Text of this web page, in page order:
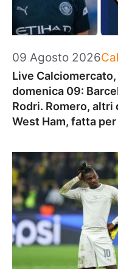
09 Agosto 2026
Live
domenica 09:
Rodri. Romero, altri
West Ham, fatta